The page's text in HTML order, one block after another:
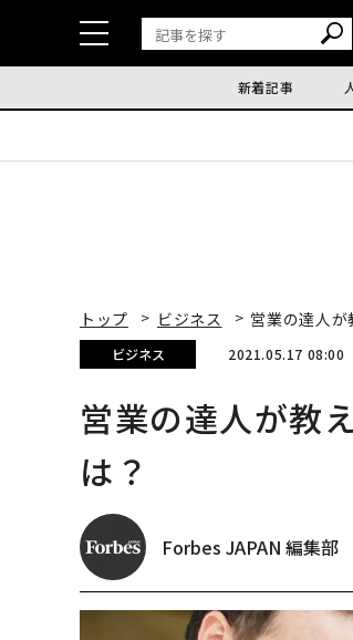
新着記事
トップ ビジネス 営業の達人
ビジネス 2021.05.17 08:00
営業の達人が教
は？
Forbes JAPAN 編集部